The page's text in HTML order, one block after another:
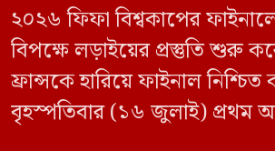
২০২৬ ফিফা বিশ্বকাপের
বিপক্ষে লড়াইয়ের প্রস্তুতি শুরু
ফ্রান্সকে হারিয়ে ফাইনাল
বৃহস্পতিবার (১৬ জুলাই) প্রথম